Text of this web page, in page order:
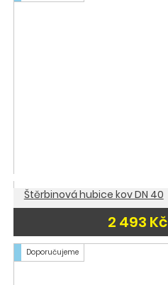
Štěrbinová hubice kov DN 40
2 493 Kč
Doporučujeme